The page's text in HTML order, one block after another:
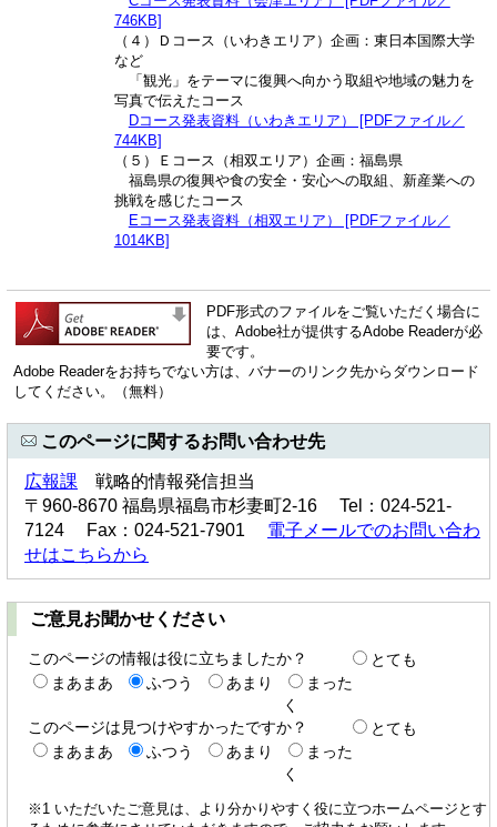
746KB]
（４）Ｄコース（いわきエリア）企画：東日本国際大学
など
「観光」をテーマに復興へ向かう取組や地域の魅力を
写真で伝えたコース
Dコース発表資料（いわきエリア） [PDFファイル／
744KB]
（５）Ｅコース（相双エリア）企画：福島県
福島県の復興や食の安全・安心への取組、新産業への
挑戦を感じたコース
Eコース発表資料（相双エリア） [PDFファイル／
1014KB]
PDF形式のファイルをご覧いただく場合に
は、Adobe社が提供するAdobe Readerが必
要です。
Adobe Readerをお持ちでない方は、バナーのリンク先からダウンロード
してください。（無料）
このページに関するお問い合わせ先
広報課 戦略的情報発信担当
〒960-8670 福島県福島市杉妻町2-16 Tel：024-521-
7124 Fax：024-521-7901 電子メールでのお問い合わ
せはこちらから
ご意見お聞かせください
このページの情報は役に立ちましたか？
とても
まあまあ
ふつう あまり
まった
く
このページは見つけやすかったですか？
とても
まあまあ
ふつう あまり
まった
く
※1 いただいたご意見は、より分かりやすく役に立つホームページとす